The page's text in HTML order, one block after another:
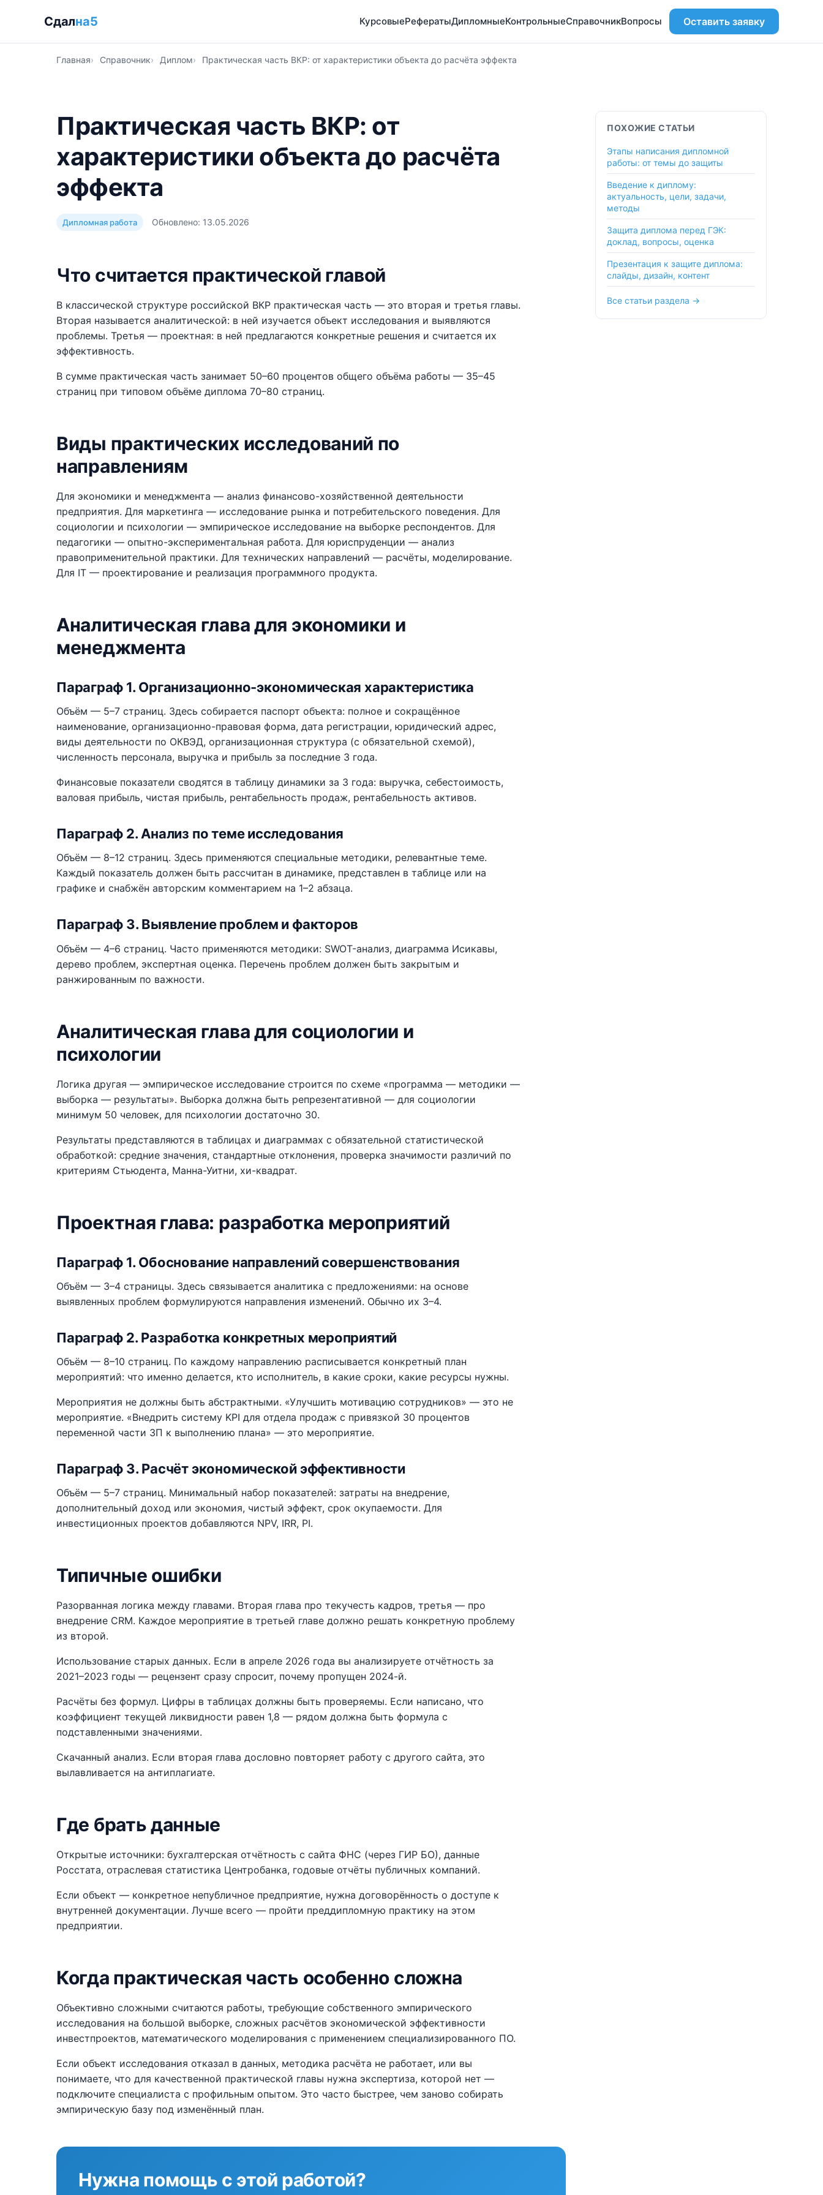
Сдална5 КурсовыеРефератыДипломныеКонтрольныеСправочникВопросы Оставить заявку
Главная Справочник Диплом Практическая часть ВКР: от характеристики объекта до расчёта эффекта
Практическая часть ВКР: от
характеристики объекта до расчёта
эффекта
Дипломная работа Обновлено: 13.05.2026
Что считается практической главой
В классической структуре российской ВКР практическая часть — это вторая и третья главы.
Вторая называется аналитической: в ней изучается объект исследования и выявляются
проблемы. Третья — проектная: в ней предлагаются конкретные решения и считается их
эффективность.
В сумме практическая часть занимает 50–60 процентов общего объёма работы — 35–45
страниц при типовом объёме диплома 70–80 страниц.
Виды практических исследований по
направлениям
Для экономики и менеджмента — анализ финансово-хозяйственной деятельности
предприятия. Для маркетинга — исследование рынка и потребительского поведения. Для
социологии и психологии — эмпирическое исследование на выборке респондентов. Для
педагогики — опытно-экспериментальная работа. Для юриспруденции — анализ
правоприменительной практики. Для технических направлений — расчёты, моделирование.
Для IT — проектирование и реализация программного продукта.
Аналитическая глава для экономики и
менеджмента
Параграф 1. Организационно-экономическая характеристика
Объём — 5–7 страниц. Здесь собирается паспорт объекта: полное и сокращённое
наименование, организационно-правовая форма, дата регистрации, юридический адрес,
виды деятельности по ОКВЭД, организационная структура (с обязательной схемой),
численность персонала, выручка и прибыль за последние 3 года.
Финансовые показатели сводятся в таблицу динамики за 3 года: выручка, себестоимость,
валовая прибыль, чистая прибыль, рентабельность продаж, рентабельность активов.
Параграф 2. Анализ по теме исследования
Объём — 8–12 страниц. Здесь применяются специальные методики, релевантные теме.
Каждый показатель должен быть рассчитан в динамике, представлен в таблице или на
графике и снабжён авторским комментарием на 1–2 абзаца.
Параграф 3. Выявление проблем и факторов
Объём — 4–6 страниц. Часто применяются методики: SWOT-анализ, диаграмма Исикавы,
дерево проблем, экспертная оценка. Перечень проблем должен быть закрытым и
ранжированным по важности.
Аналитическая глава для социологии и
психологии
Логика другая — эмпирическое исследование строится по схеме «программа — методики —
выборка — результаты». Выборка должна быть репрезентативной — для социологии
минимум 50 человек, для психологии достаточно 30.
Результаты представляются в таблицах и диаграммах с обязательной статистической
обработкой: средние значения, стандартные отклонения, проверка значимости различий по
критериям Стьюдента, Манна-Уитни, хи-квадрат.
Проектная глава: разработка мероприятий
Параграф 1. Обоснование направлений совершенствования
Объём — 3–4 страницы. Здесь связывается аналитика с предложениями: на основе
выявленных проблем формулируются направления изменений. Обычно их 3–4.
Параграф 2. Разработка конкретных мероприятий
Объём — 8–10 страниц. По каждому направлению расписывается конкретный план
мероприятий: что именно делается, кто исполнитель, в какие сроки, какие ресурсы нужны.
Мероприятия не должны быть абстрактными. «Улучшить мотивацию сотрудников» — это не
мероприятие. «Внедрить систему KPI для отдела продаж с привязкой 30 процентов
переменной части ЗП к выполнению плана» — это мероприятие.
Параграф 3. Расчёт экономической эффективности
Объём — 5–7 страниц. Минимальный набор показателей: затраты на внедрение,
дополнительный доход или экономия, чистый эффект, срок окупаемости. Для
инвестиционных проектов добавляются NPV, IRR, PI.
Типичные ошибки
Разорванная логика между главами. Вторая глава про текучесть кадров, третья — про
внедрение CRM. Каждое мероприятие в третьей главе должно решать конкретную проблему
из второй.
Использование старых данных. Если в апреле 2026 года вы анализируете отчётность за
2021–2023 годы — рецензент сразу спросит, почему пропущен 2024-й.
Расчёты без формул. Цифры в таблицах должны быть проверяемы. Если написано, что
коэффициент текущей ликвидности равен 1,8 — рядом должна быть формула с
подставленными значениями.
Скачанный анализ. Если вторая глава дословно повторяет работу с другого сайта, это
вылавливается на антиплагиате.
Где брать данные
Открытые источники: бухгалтерская отчётность с сайта ФНС (через ГИР БО), данные
Росстата, отраслевая статистика Центробанка, годовые отчёты публичных компаний.
Если объект — конкретное непубличное предприятие, нужна договорённость о доступе к
внутренней документации. Лучше всего — пройти преддипломную практику на этом
предприятии.
Когда практическая часть особенно сложна
Объективно сложными считаются работы, требующие собственного эмпирического
исследования на большой выборке, сложных расчётов экономической эффективности
инвестпроектов, математического моделирования с применением специализированного ПО.
Если объект исследования отказал в данных, методика расчёта не работает, или вы
понимаете, что для качественной практической главы нужна экспертиза, которой нет —
подключите специалиста с профильным опытом. Это часто быстрее, чем заново собирать
эмпирическую базу под изменённый план.
Нужна помощь с этой работой?
ПОХОЖИЕ СТАТЬИ
Этапы написания дипломной
работы: от темы до защиты
Введение к диплому:
актуальность, цели, задачи,
методы
Защита диплома перед ГЭК:
доклад, вопросы, оценка
Презентация к защите диплома:
слайды, дизайн, контент
Все статьи раздела →